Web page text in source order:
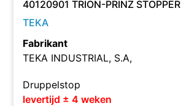
40120901 TRION-PRINZ STOPPER
TEKA
Fabrikant
TEKA INDUSTRIAL, S.A,
Druppelstop
levertijd ± 4 weken